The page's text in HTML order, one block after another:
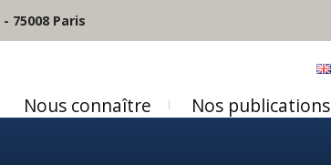
75008 Paris
Nous connaître Nos publications